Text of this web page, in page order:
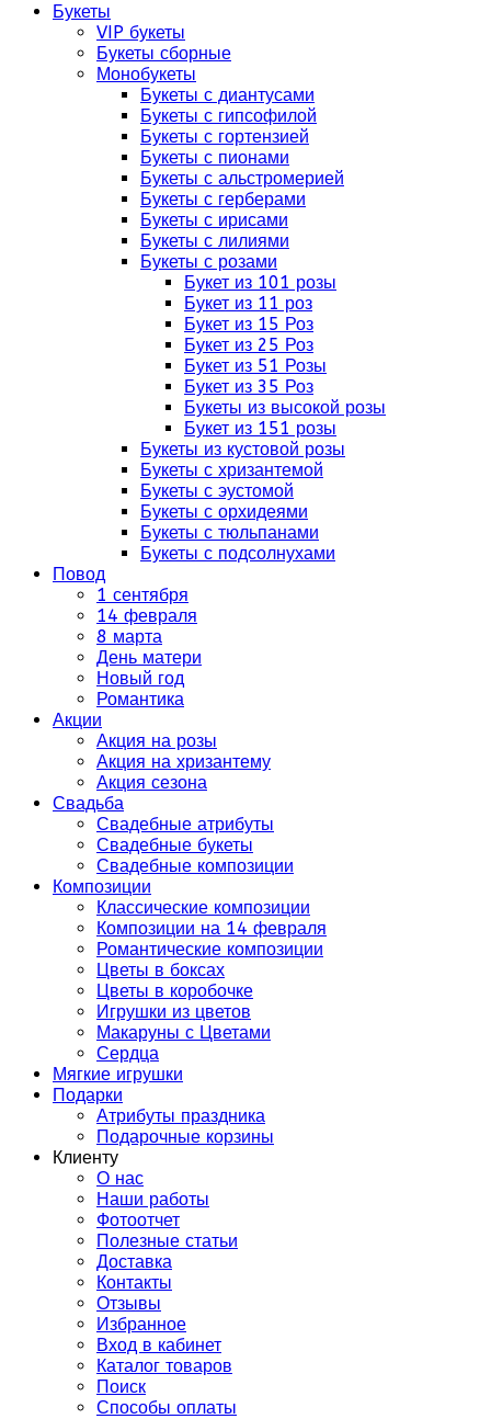
Букеты
VIP букеты
Букеты сборные
Монобукеты
Букеты с диантусами
Букеты с гипсофилой
Букеты с гортензией
Букеты с пионами
Букеты с альстромерией
Букеты с герберами
Букеты с ирисами
Букеты с лилиями
Букеты с розами
Букет из 101 розы
Букет из 11 роз
Букет из 15 Роз
Букет из 25 Роз
Букет из 51 Розы
Букет из 35 Роз
Букеты из высокой розы
Букет из 151 розы
Букеты из кустовой розы
Букеты с хризантемой
Букеты с эустомой
Букеты с орхидеями
Букеты с тюльпанами
Букеты с подсолнухами
Повод
1 сентября
14 февраля
8 марта
День матери
Новый год
Романтика
Акции
Акция на розы
Акция на хризантему
Акция сезона
Свадьба
Свадебные атрибуты
Свадебные букеты
Свадебные композиции
Композиции
Классические композиции
Композиции на 14 февраля
Романтические композиции
Цветы в боксах
Цветы в коробочке
Игрушки из цветов
Макаруны с Цветами
Сердца
Мягкие игрушки
Подарки
Атрибуты праздника
Подарочные корзины
Клиенту
О нас
Наши работы
Фотоотчет
Полезные статьи
Доставка
Контакты
Отзывы
Избранное
Вход в кабинет
Каталог товаров
Поиск
Способы оплаты